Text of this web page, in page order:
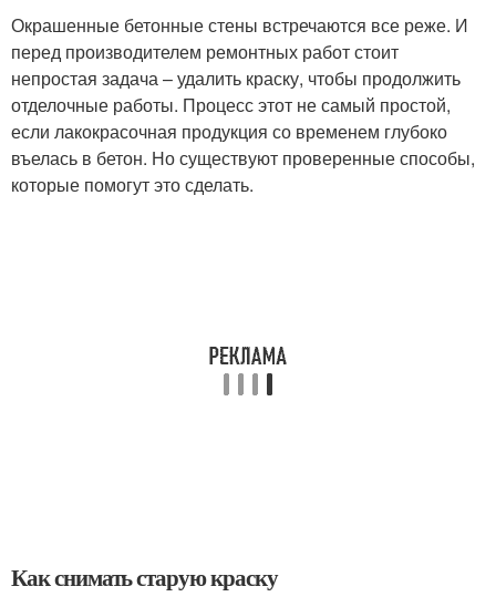
Окрашенные бетонные стены встречаются все реже. И
перед производителем ремонтных работ стоит
непростая задача – удалить краску, чтобы продолжить
отделочные работы. Процесс этот не самый простой,
если лакокрасочная продукция со временем глубоко
въелась в бетон. Но существуют проверенные способы,
которые помогут это сделать.
Как снимать старую краску